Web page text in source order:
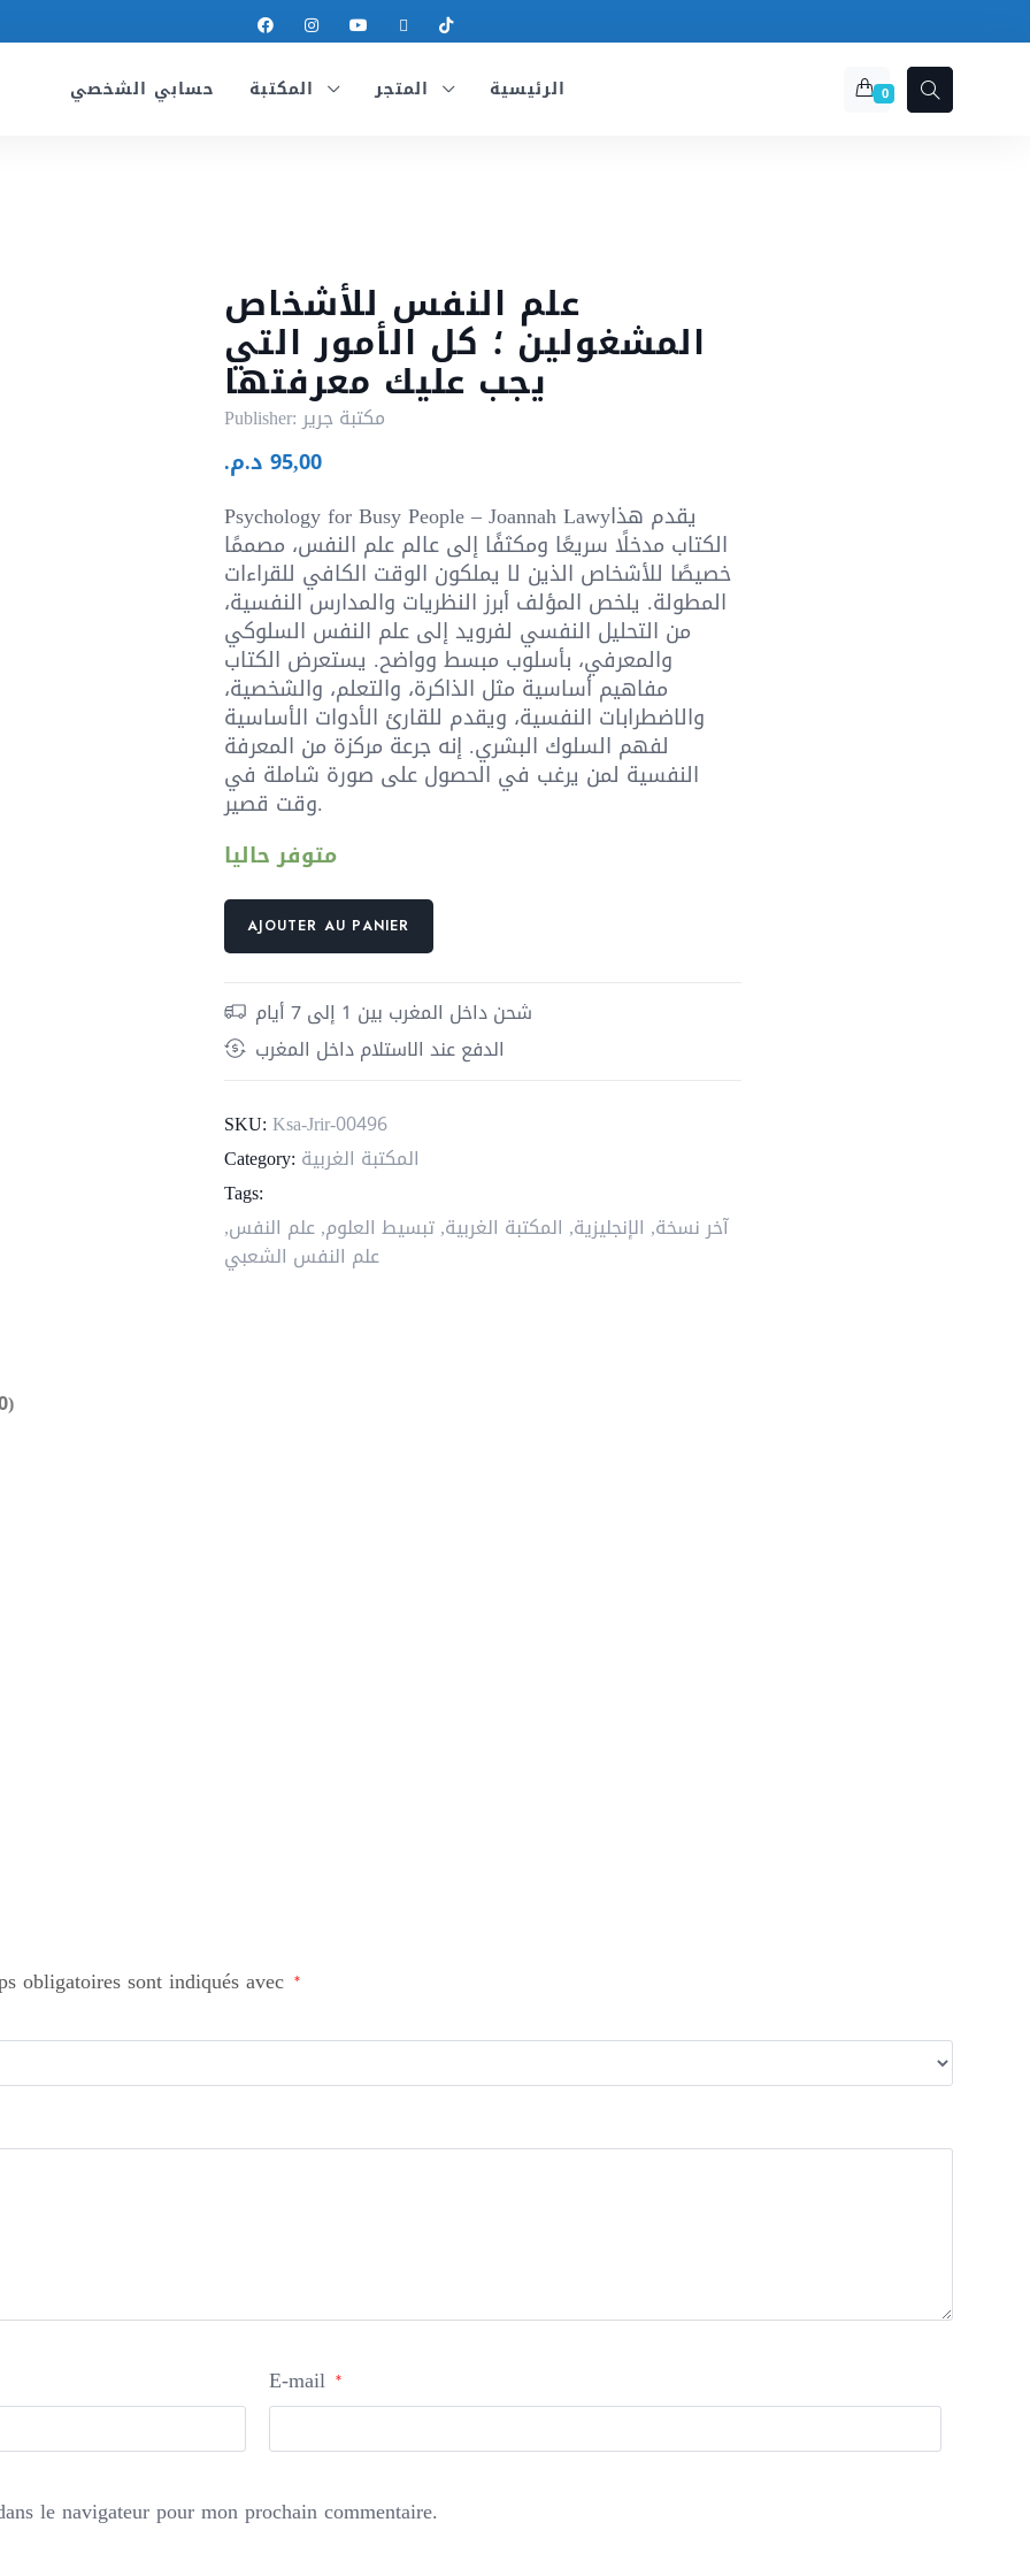
حسابي الشخصي الرئيسية 0
علم النفس للأشخاص
المشغولين ؛ كل الأمور التي
يجب عليك معرفتها
Publisher: مكتبة جرير
95,00 د.م.
Psychology for Busy People – Joannah Lawyيقدم هذا
الكتاب مدخلًا سريعًا ومكثفًا إلى عالم علم النفس، مصممًا
خصيصًا للأشخاص الذين لا يملكون الوقت الكافي للقراءات
المطولة. يلخص المؤلف أبرز النظريات والمدارس النفسية،
من التحليل النفسي لفرويد إلى علم النفس السلوكي
والمعرفي، بأسلوب مبسط وواضح. يستعرض الكتاب
مفاهيم أساسية مثل الذاكرة، والتعلم، والشخصية،
والاضطرابات النفسية، ويقدم للقارئ الأدوات الأساسية
لفهم السلوك البشري. إنه جرعة مركزة من المعرفة
النفسية لمن يرغب في الحصول على صورة شاملة في
وقت قصير.
متوفر حاليا
quantité
de
النفس
للأشخاص
المشغولين
كل
الأمور
التي
يجب
عليك
معرفتها
AJOUTER AU PANIER
شحن داخل المغرب بين 1 إلى 7 أيام
الدفع عند الاستلام داخل المغرب
SKU: Ksa-Jrir-00496
Category: المكتبة الغربية
Tags:
آخر نسخة, الإنجليزية, المكتبة الغربية,تبسيط العلوم,علم النفس,
علم النفس الشعبي
obligatoires sont indiqués avec *
E-mail *
le navigateur pour mon prochain commentaire.